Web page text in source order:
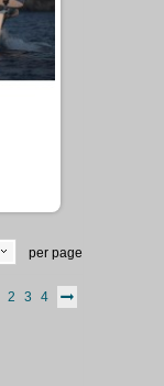
per page
2 3 4